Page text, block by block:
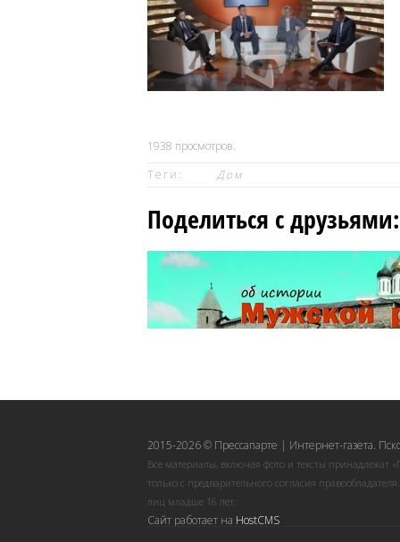
1938 просмотров.
Теги:
Дом
Поделиться с друзьями:
2015-2026 © Прессапарте | Интернет-газета.
Все материалы, включая фото и тексты принадлежат
только с предварительного согласия
лиц младше 16 лет.
Сайт работает на HostCMS